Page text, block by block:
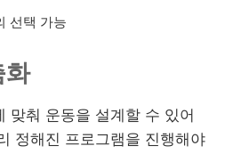
선택 가능
화
맞춰 운동을 설계할 수 있어
정해진 프로그램을 진행해야